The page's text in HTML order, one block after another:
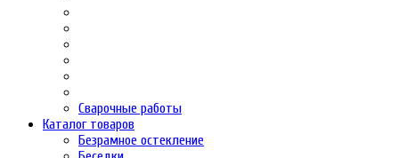
Сварочные работы
Каталог товаров
Безрамное остекление